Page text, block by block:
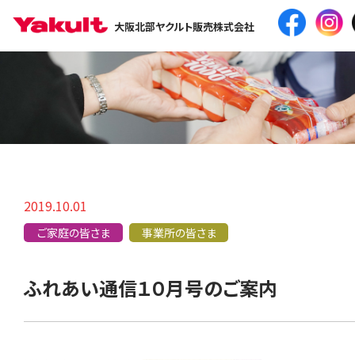
大阪北部ヤクルト販売株式会社
2019.10.01
ご家庭の皆さま 事業所の皆さま
ふれあい通信１０月号のご案内